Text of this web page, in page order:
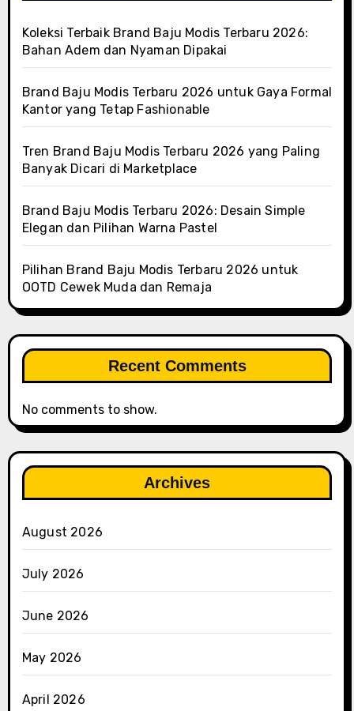
Koleksi Terbaik Brand Baju Modis Terbaru 2026:
Bahan Adem dan Nyaman Dipakai
Brand Baju Modis Terbaru 2026 untuk Gaya Formal
Kantor yang Tetap Fashionable
Tren Brand Baju Modis Terbaru 2026 yang Paling
Banyak Dicari di Marketplace
Brand Baju Modis Terbaru 2026: Desain Simple
Elegan dan Pilihan Warna Pastel
Pilihan Brand Baju Modis Terbaru 2026 untuk
OOTD Cewek Muda dan Remaja
Recent Comments
No comments to show.
Archives
August 2026
July 2026
June 2026
May 2026
April 2026